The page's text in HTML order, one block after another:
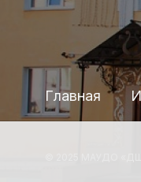
Главная
© 2025 МАУДО